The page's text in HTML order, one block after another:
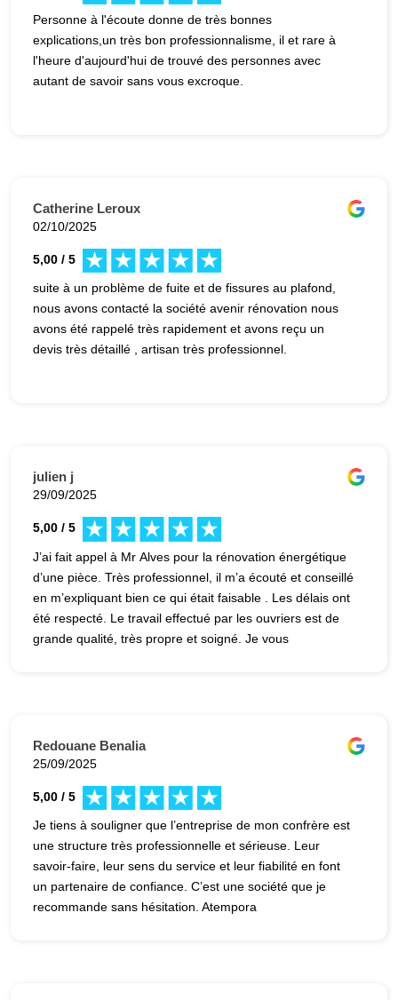
Personne à l'écoute donne de très bonnes
explications,un très bon professionnalisme, il et rare à
l'heure d'aujourd'hui de trouvé des personnes avec
autant de savoir sans vous excroque.
Catherine Leroux
02/10/2025
5,00 / 5
suite à un problème de fuite et de fissures au plafond,
nous avons contacté la société avenir rénovation nous
avons été rappelé très rapidement et avons reçu un
devis très détaillé , artisan très professionnel.
julien j
29/09/2025
5,00 / 5
J’ai fait appel à Mr Alves pour la rénovation énergétique
d’une pièce. Très professionnel, il m’a écouté et conseillé
en m’expliquant bien ce qui était faisable . Les délais ont
été respecté. Le travail effectué par les ouvriers est de
grande qualité, très propre et soigné. Je vous
Redouane Benalia
25/09/2025
5,00 / 5
Je tiens à souligner que l’entreprise de mon confrère est
une structure très professionnelle et sérieuse. Leur
savoir-faire, leur sens du service et leur fiabilité en font
un partenaire de confiance. C’est une société que je
recommande sans hésitation. Atempora